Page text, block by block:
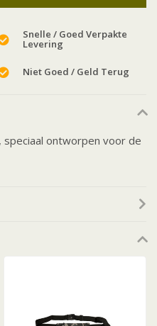
Snelle / Goed Verpakte
Levering
Niet Goed / Geld Terug
ontworpen voor de